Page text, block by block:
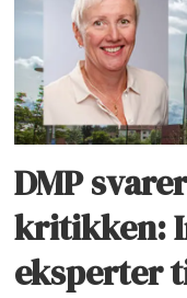
DMP
kritikken:
eksperter